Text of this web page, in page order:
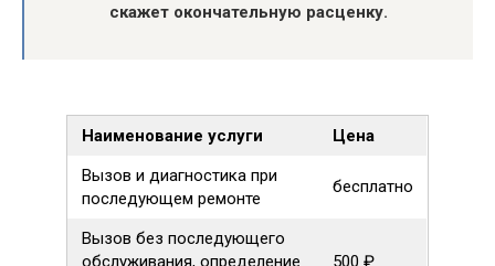
скажет окончательную расценку.
Наименование услуги
Цена
Вызов и диагностика при
последующем ремонте
бесплатно
Вызов без последующего
обслуживания, определение
500 ₽